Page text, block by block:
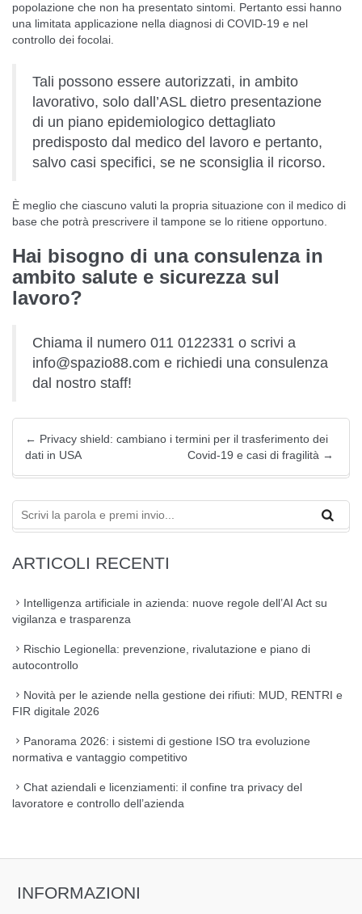
popolazione che non ha presentato sintomi. Pertanto essi hanno
una limitata applicazione nella diagnosi di COVID-19 e nel
controllo dei focolai.
Tali possono essere autorizzati, in ambito
lavorativo, solo dall’ASL dietro presentazione
di un piano epidemiologico dettagliato
predisposto dal medico del lavoro e pertanto,
salvo casi specifici, se ne sconsiglia il ricorso.
È meglio che ciascuno valuti la propria situazione con il medico di
base che potrà prescrivere il tampone se lo ritiene opportuno.
Hai bisogno di una consulenza in
ambito salute e sicurezza sul
lavoro?
Chiama il numero 011 0122331 o scrivi a
info@spazio88.com e richiedi una consulenza
dal nostro staff!
← Privacy shield: cambiano i termini per il trasferimento dei
dati in USA
Covid-19 e casi di fragilità →
ARTICOLI RECENTI
Intelligenza artificiale in azienda: nuove regole dell’AI Act su
vigilanza e trasparenza
Rischio Legionella: prevenzione, rivalutazione e piano di
autocontrollo
Novità per le aziende nella gestione dei rifiuti: MUD, RENTRI e
FIR digitale 2026
Panorama 2026: i sistemi di gestione ISO tra evoluzione
normativa e vantaggio competitivo
Chat aziendali e licenziamenti: il confine tra privacy del
lavoratore e controllo dell’azienda
INFORMAZIONI